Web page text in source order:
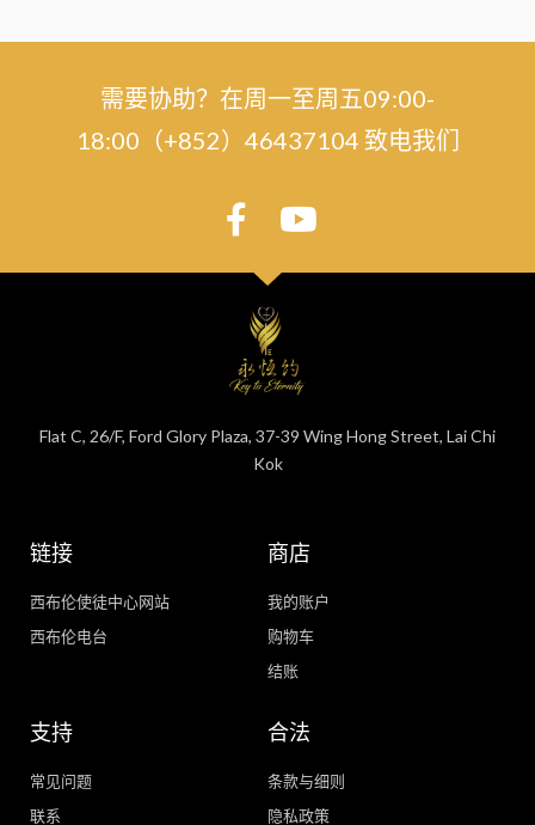
需要协助？在周一至周五09:00-
18:00（+852）46437104 致电我们
Flat C, 26/F, Ford Glory Plaza, 37-39 Wing Hong Street, Lai Chi
Kok
链接
西布伦使徒中心网站
西布伦电台
商店
我的账户
购物车
结账
支持
常见问题
联系
合法
条款与细则
隐私政策